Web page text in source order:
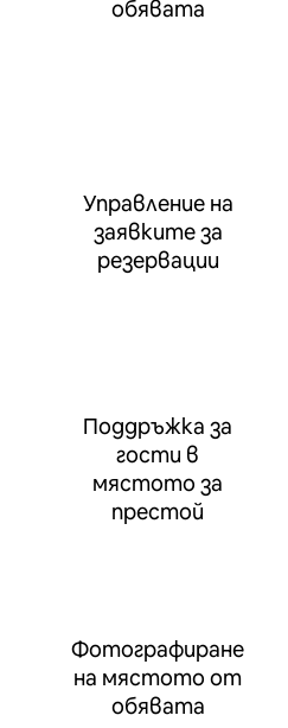
обявата
Управление на
заявките за
резервации
Поддръжка за
гости в
мястото за
престой
Фотографиране
на мястото от
обявата